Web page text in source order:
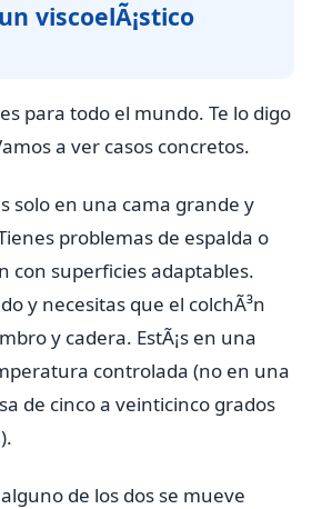
viscoelÃ¡stico
para todo el mundo. Te lo digo
a ver casos concretos.
solo en una cama grande y
problemas de espalda o
con superficies adaptables.
y necesitas que el colchÃ³n
y cadera. EstÃ¡s en una
controlada (no en una
de cinco a veinticinco grados
de los dos se mueve